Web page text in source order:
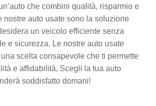
che combini qualità, risparmio e
nostre auto usate sono la soluzione
un veicolo efficiente senza
e sicurezza. Le nostre auto usate
scelta consapevole che ti permette
e affidabilità, Scegli la tua auto
soddisfatto domani!